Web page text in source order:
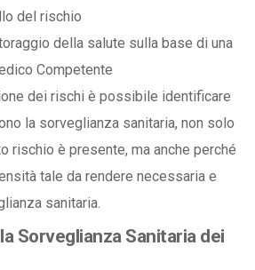
del rischio
della salute sulla base di una
Competente
dei rischi è possibile identificare
la sorveglianza sanitaria, non solo
rischio è presente, ma anche perché
tale da rendere necessaria e
sanitaria.
Sorveglianza Sanitaria dei